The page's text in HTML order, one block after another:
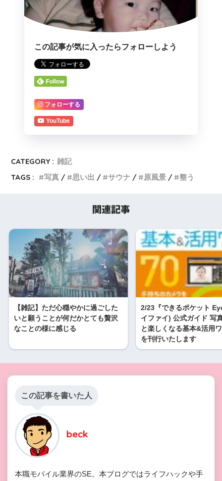
この記事が気に入ったらフォローしよう
フォローする
YouTube
CATEGORY : 雑記
TAGS :
写真 思い出 サウナ 原風景 整う
関連記事
【雑記】ただ心穏やかに過ごした
いと願うことが何だかとても贅沢
なことの様に感じる
2/23『できるポケット
イファイ) 公式ガイド 写
と楽しくなる基本&活用
を刊行いたします
この記事を書いた人
beck
本職モバイル業界のSE。本ブログではライフハックや手